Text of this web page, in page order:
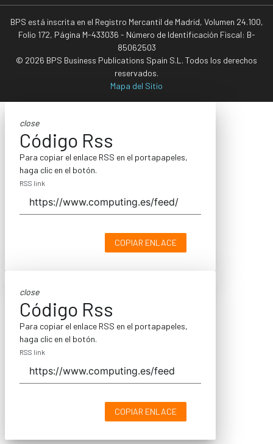
BPS está inscrita en el Registro Mercantil de Madrid, Volumen 24.100,
Folio 172, Página M-433036 - Número de Identificación Fiscal: B-
85062503
© 2026 BPS Business Publications Spain S.L. Todos los derechos
reservados.
Mapa del Sitio
close
Código Rss
Para copiar el enlace RSS en el portapapeles,
haga clic en el botón.
RSS link
COPIAR ENLACE
close
Código Rss
Para copiar el enlace RSS en el portapapeles,
haga clic en el botón.
RSS link
COPIAR ENLACE